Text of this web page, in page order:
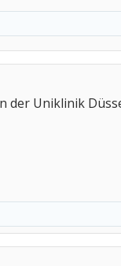
der Uniklinik